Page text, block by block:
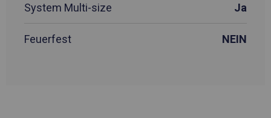
System Multi-size Ja
Feuerfest NEIN